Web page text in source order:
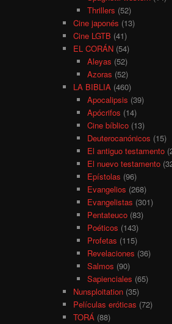
Thrillers (52)
Cine japonés (13)
Cine LGTB (41)
EL CORÁN (54)
Aleyas (52)
Azoras (52)
LA BIBLIA (460)
Apocalipsis (39)
Apócrifos (14)
Cine bíblico(13)
Deuterocanónicos (15)
El antiguo testamento
El nuevo testamento
Epístolas (96)
Evangelios (268)
Evangelistas (301)
Pentateuco(83)
Poéticos (143)
Profetas (115)
Revelaciones (36)
Salmos (90)
Sapienciales (65)
Nunsploitation (35)
Películas eróticas (72)
TORÁ (88)